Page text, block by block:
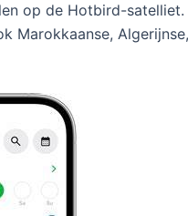
op de Hotbird-
Marokkaanse,